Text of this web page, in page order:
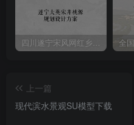
四川遂宁宋风网红乡村振兴旅游规划设计方案
上一篇
现代滨水景观SU模型下载